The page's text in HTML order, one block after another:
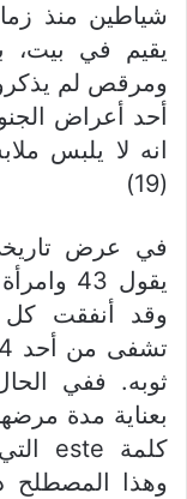
شياطين منذ
ومرقص لم
أحد أعراض
انه لا يلبس
(19)
في عرض تاريخي
يقول
وقد أنفقت كل
ثوبه. ففي
بعناية مدة
وهذا المصطلح